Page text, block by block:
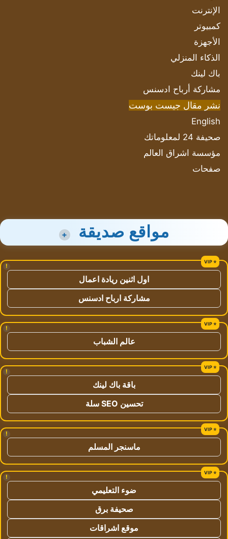
الإنترنت
كمبيوتر
الأجهزة
الذكاء المنزلي
باك لينك
مشاركة أرباح ادسنس
نشر مقال جيست بوست
English
صحيفة 24 لمعلوماتك
مؤسسة اشراق العالم
صفحات
مواقع صديقة +
!
اول اثنين ريادة اعمال
مشاركة ارباح ادسنس
!
عالم الشباب
!
باقة باك لينك
تحسين SEO سلة
!
ماسنجر المسلم
!
ضوء التعليمي
صحيفة برق
موقع اشراقات